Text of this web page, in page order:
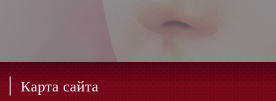
Карта сайта